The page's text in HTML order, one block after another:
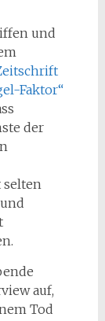
und
Faktor“
der
selten
auf,
Tod